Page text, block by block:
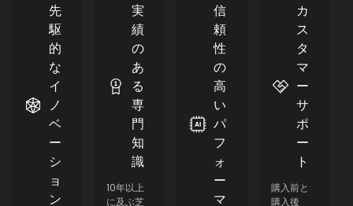
先
駆
的
な
イ
ノ
ベ
ー
シ
ョ
ン
実
績
の
あ
る
専
門
知
識
10年以上
に及ぶ芝
信
頼
性
の
高
い
パ
フ
ォ
ー
マ
カ
ス
タ
マ
ー
サ
ポ
ー
ト
購入前と
購入後